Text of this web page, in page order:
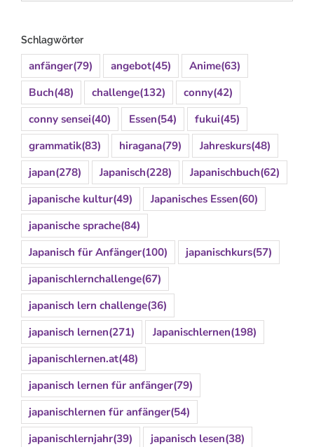
Schlagwörter
anfänger(79) angebot(45) Anime(63)
Buch(48) challenge(132) conny(42)
conny sensei(40) Essen(54) fukui(45)
grammatik(83) hiragana(79) Jahreskurs(48)
japan(278) Japanisch(228) Japanischbuch(62)
japanische kultur(49) Japanisches Essen(60)
japanische sprache(84)
Japanisch für Anfänger(100) japanischkurs(57)
japanischlernchallenge(67)
japanisch lern challenge(36)
japanisch lernen(271) Japanischlernen(198)
japanischlernen.at(48)
japanisch lernen für anfänger(79)
japanischlernen für anfänger(54)
japanischlernjahr(39) japanisch lesen(38)